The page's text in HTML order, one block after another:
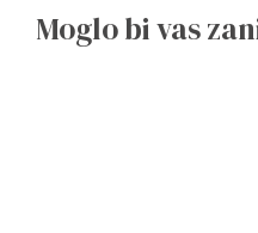
Moglo bi vas